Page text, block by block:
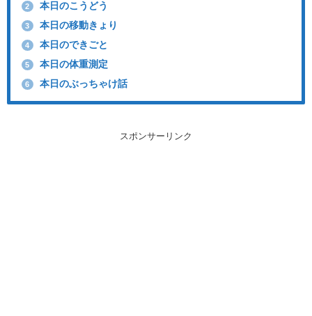
2 本日のこうどう
3 本日の移動きょり
4 本日のできごと
5 本日の体重測定
6 本日のぶっちゃけ話
スポンサーリンク